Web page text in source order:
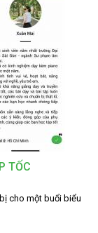
TỐC
cho một buổi biểu